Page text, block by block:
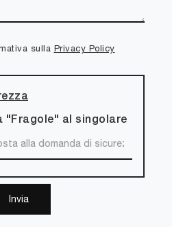
sulla Privacy Policy
"Fragole" al singolare
Invia